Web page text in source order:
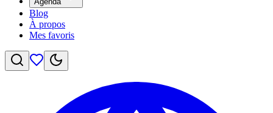
Blog
À propos
Mes favoris